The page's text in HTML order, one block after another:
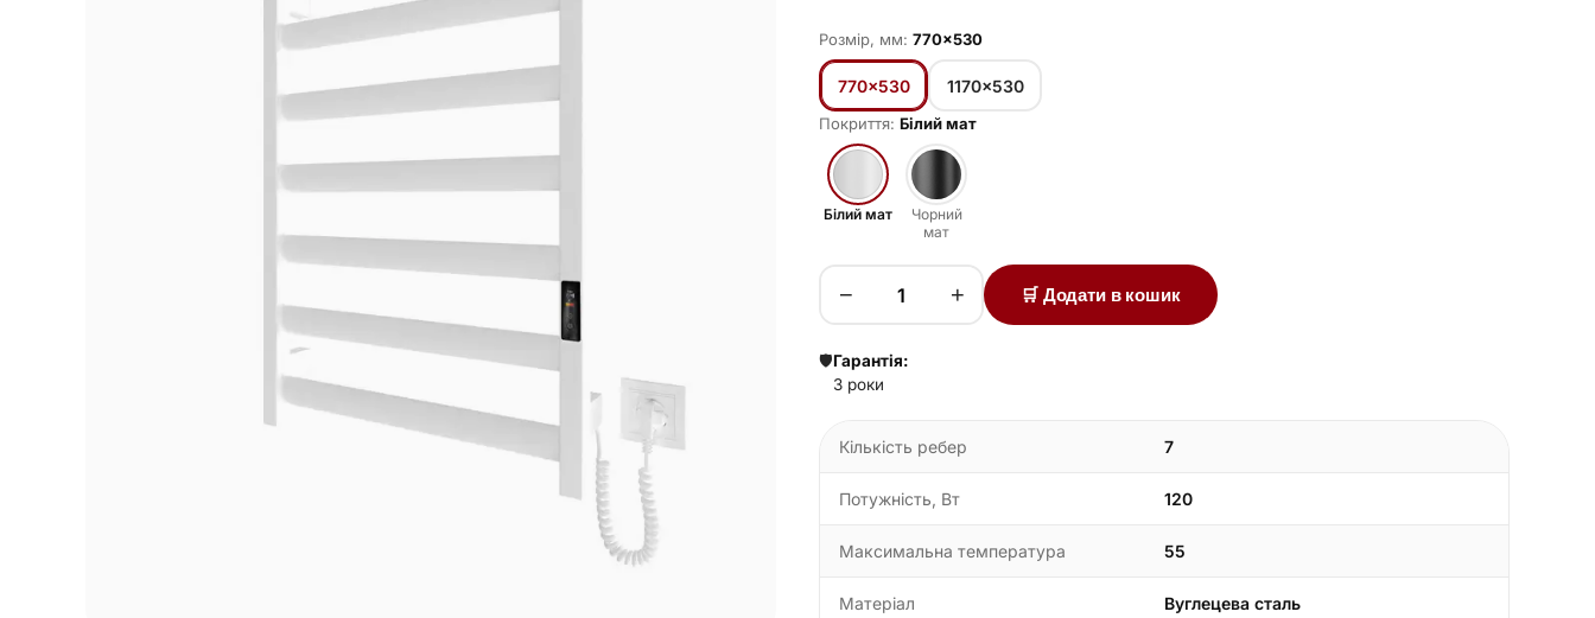
Розмір, мм: 770×530
770×530 1170×530
Покриття: Білий мат
Білий мат
Чорний
мат
− + 🛒 Додати в кошик
🛡️Гарантія:
3 роки
Кількість ребер 7
Потужність, Вт 120
Максимальна температура 55
Матеріал Вуглецева сталь